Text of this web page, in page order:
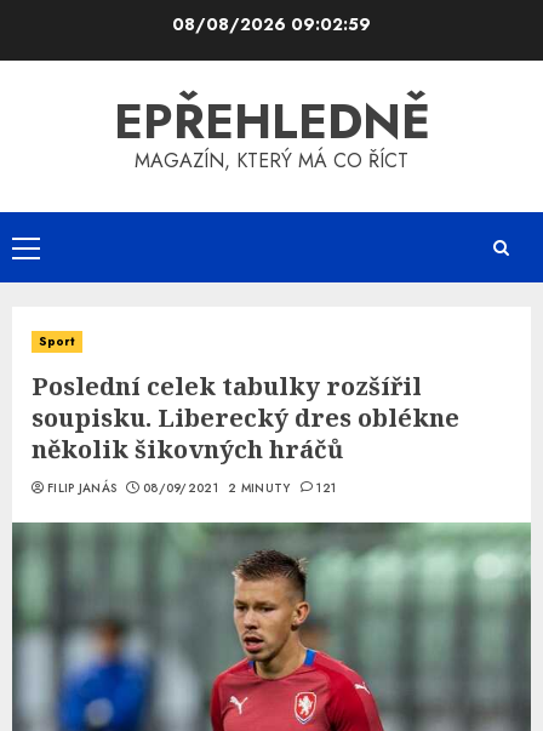
08/08/2026 09:03:00
EPŘEHLEDNĚ
MAGAZÍN, KTERÝ MÁ CO ŘÍCT
Primary
Menu
Sport
Poslední celek tabulky rozšířil
soupisku. Liberecký dres oblékne
několik šikovných hráčů
FILIP JANÁS 08/09/2021 2 MINUTY 121